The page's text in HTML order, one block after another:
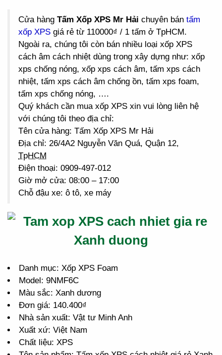
Cửa hàng Tấm Xốp XPS Mr Hải chuyên bán tấm
xốp XPS giá rẻ từ 110000₫ / 1 tấm ở TpHCM.
Ngoài ra, chúng tôi còn bán nhiều loại xốp XPS
cách âm cách nhiệt dùng trong xây dựng như: xốp
xps chống nóng, xốp xps cách âm, tấm xps cách
nhiệt, tấm xps cách âm chống ồn, tấm xps foam,
tấm xps chống nóng, ….
Quý khách cần mua xốp XPS xin vui lòng liên hệ
với chúng tôi theo địa chỉ:
Tên cửa hàng: Tấm Xốp XPS Mr Hải
Địa chỉ: 26/4A2 Nguyễn Văn Quá, Quận 12,
TpHCM
Điện thoại: 0909-497-012
Giờ mở cửa: 08:00 – 17:00
Chỗ đậu xe: ô tô, xe máy
Danh mục: Xốp XPS Foam
Model: 9NMF6C
Màu sắc: Xanh dương
Đơn giá: 140.400₫
Nhà sản xuất: Vật tư Minh Anh
Xuất xứ: Việt Nam
Chất liệu: XPS